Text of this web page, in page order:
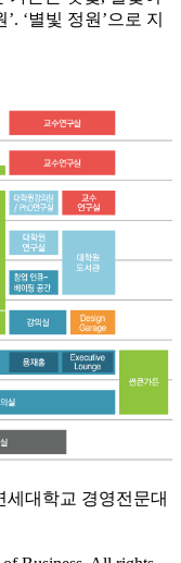
‘별빛 정원’으로 지
세대학교 경영전문대